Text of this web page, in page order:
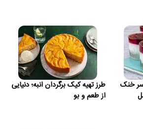
خنک
طرز تهیه کیک برگردان انبه؛ دنیایی
از طعم و بو